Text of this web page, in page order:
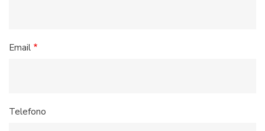
Email
Telefono